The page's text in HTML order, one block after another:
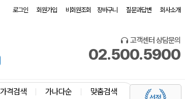
로그인 회원가입 비회원조회 장바구니 질문과답변 회사소개
고객센터 상담문의
02.500.5900
가격검색 가나다순 맞춤검색